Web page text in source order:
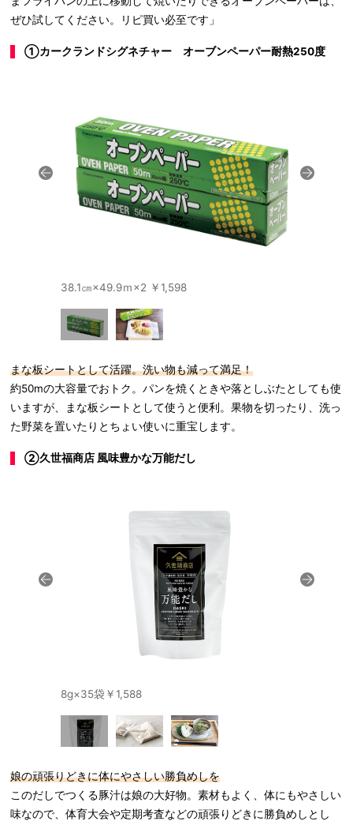
ぜひ試してください。リピ買い必至です」
①カークランドシグネチャー オーブンペーパー耐熱250度
38.1㎝×49.9ｍ×2 ￥1,598
まな板シートとして活躍。洗い物も減って満足！
約50mの大容量でおトク。パンを焼くときや落としぶたとしても使
いますが、まな板シートとして使うと便利。果物を切ったり、洗っ
た野菜を置いたりとちょい使いに重宝します。
②久世福商店 風味豊かな万能だし
8g×35袋￥1,588
娘の頑張りどきに体にやさしい勝負めしを
このだしでつくる豚汁は娘の大好物。素材もよく、体にもやさしい
味なので、体育大会や定期考査などの頑張りどきに勝負めしとし